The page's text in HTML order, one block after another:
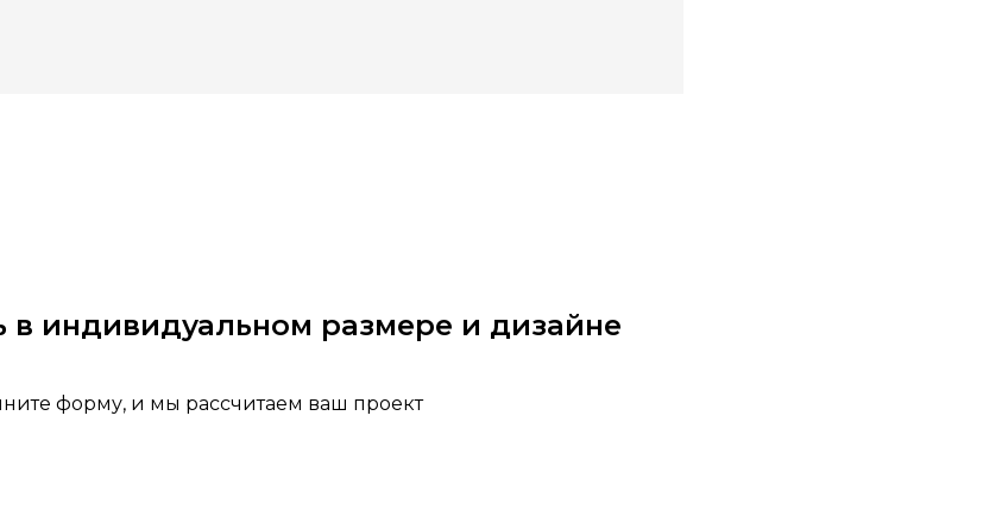
в индивидуальном размере и дизайне
форму, и мы рассчитаем ваш проект